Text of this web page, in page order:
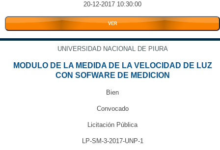
20-12-2017 10:30:00
VER
UNIVERSIDAD NACIONAL DE PIURA
MODULO DE LA MEDIDA DE LA VELOCIDAD DE LUZ
CON SOFWARE DE MEDICION
Bien
Convocado
Licitación Pública
LP-SM-3-2017-UNP-1